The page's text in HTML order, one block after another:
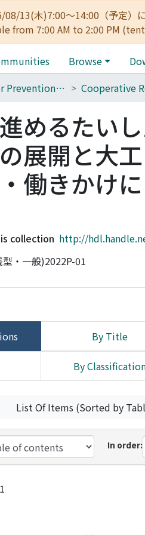
08/13(木)7:00～14:00（予定
from 7:00 AM to 2:00 PM
Browse
360_Disaster Prevention Research Institute Cooperative
めるたい
展開と大
働きかけ
collection http://
・一般)2022P-01
By Title
By
List Of Items (Sorted by
In order: